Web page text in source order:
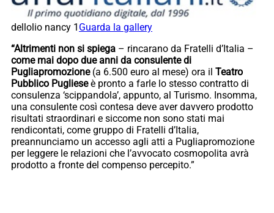
dellolio nancy 1 Guarda la gallery
“Altrimenti non si spiega – rincarano da Fratelli d’Italia –
come mai dopo due anni da consulente di
Pugliapromozione(a 6.500 euro al mese) ora il Teatro
Pubblico Puglieseè pronto a farle lo stesso contratto di
consulenza ‘scippandola’, appunto, al Turismo. Insomma,
una consulente così contesa deve aver davvero prodotto
risultati straordinari e siccome non sono stati mai
rendicontati, come gruppo di Fratelli d’Italia,
preannunciamo un accesso agli atti a Pugliapromozione
per leggere le relazioni che l’avvocato cosmopolita avrà
prodotto a fronte del compenso percepito.”